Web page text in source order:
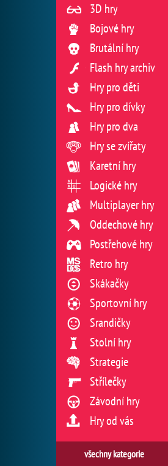
3D hry
Bojové hry
Brutální hry
Flash hry archiv
Hry pro děti
Hry pro dívky
Hry pro dva
Hry se zvířaty
Karetní hry
Logické hry
Multiplayer hry
Oddechové hry
Postřehové hry
Retro hry
Skákačky
Sportovní hry
Srandičky
Stolní hry
Strategie
Střílečky
Závodní hry
Hry od vás
všechny kategorie